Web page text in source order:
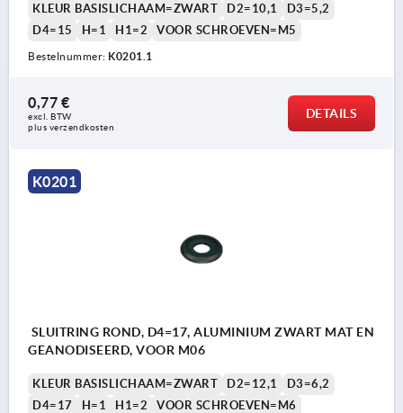
KLEUR BASISLICHAAM=ZWART D2=10,1
D3=5,2
D4=15
H=1 H1=2 VOOR SCHROEVEN=M5
Bestelnummer: K0201.1
0,77 €
excl. BTW
plus verzendkosten
DETAILS
K0201
SLUITRING ROND, D4=17, ALUMINIUM ZWART MAT EN
GEANODISEERD, VOOR M06
KLEUR BASISLICHAAM=ZWART D2=12,1
D3=6,2
D4=17
H=1 H1=2 VOOR SCHROEVEN=M6